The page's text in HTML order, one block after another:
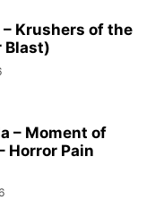
Krushers of the
Blast)
– Moment of
Horror Pain